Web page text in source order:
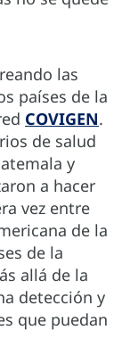
las
países de la
COVIGEN.
de salud
y
a hacer
vez entre
de la
de la
allá de la
detección y
que puedan